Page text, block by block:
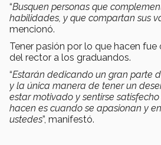
“Busquen personas que
habilidades, y que compartan sus
mencionó.
Tener pasión por lo que hacen
del rector a los graduandos.
“Estarán dedicando un gran parte
y la única manera de tener un
estar motivado y sentirse
hacen es cuando se apasionan y
ustedes”, manifestó.